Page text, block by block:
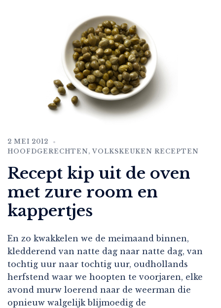
2 MEI 2012
HOOFDGERECHTEN,VOLKSKEUKEN RECEPTEN
Recept kip uit de oven
met zure room en
kappertjes
En zo kwakkelen we de meimaand binnen,
kledderend van natte dag naar natte dag, van
tochtig uur naar tochtig uur, oudhollands
herfstend waar we hoopten te voorjaren, elke
avond murw loerend naar de weerman die
opnieuw walgelijk blijmoedig de